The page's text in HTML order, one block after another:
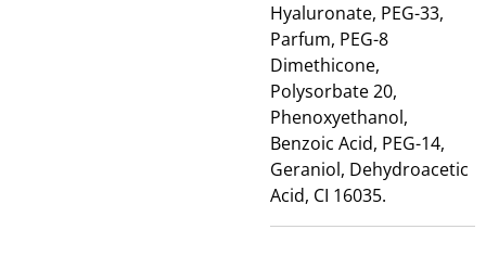
Hyaluronate, PEG-33,
Parfum, PEG-8
Dimethicone,
Polysorbate 20,
Phenoxyethanol,
Benzoic Acid, PEG-14,
Geraniol, Dehydroacetic
Acid, CI 16035.